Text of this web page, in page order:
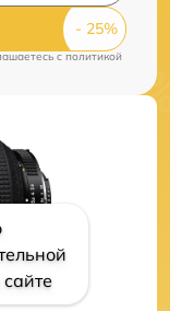
cполитикой